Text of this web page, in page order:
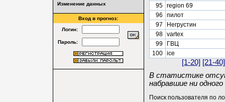
Изменение данных
Вход в прогноз:
Логин:
Пароль:
95 region 69
96
пилот
97
Негрустин
98 vartex
99
ГВЦ
100 ice
[1-20] [21-40]
В статистике
набравшие ни одного
Поиск пользователя по